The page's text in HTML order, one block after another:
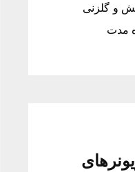
و گلزنی
مدت